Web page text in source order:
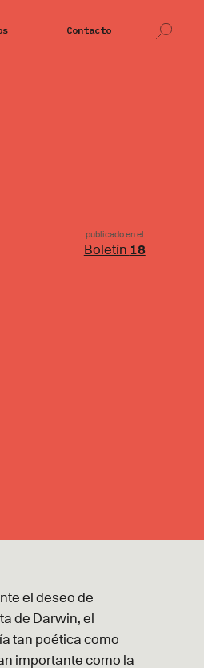
Contacto
publicado en el
Boletín 18
el deseo de
de Darwin, el
tan poética como
importante como la